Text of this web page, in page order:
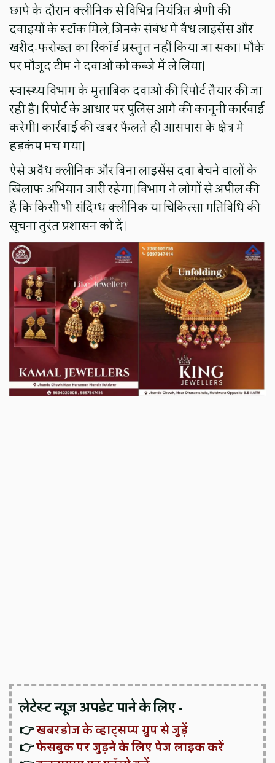
छापे के दौरान क्लीनिक से विभिन्न नियंत्रित श्रेणी की
दवाइयों के स्टॉक मिले, जिनके संबंध में वैध लाइसेंस और
खरीद-फरोख्त का रिकॉर्ड प्रस्तुत नहीं किया जा सका। मौके
पर मौजूद टीम ने दवाओं को कब्जे में ले लिया।
स्वास्थ्य विभाग के मुताबिक दवाओं की रिपोर्ट तैयार की जा
रही है। रिपोर्ट के आधार पर पुलिस आगे की कानूनी कार्रवाई
करेगी। कार्रवाई की खबर फैलते ही आसपास के क्षेत्र में
हड़कंप मच गया।
ऐसे अवैध क्लीनिक और बिना लाइसेंस दवा बेचने वालों के
खिलाफ अभियान जारी रहेगा। विभाग ने लोगों से अपील की
है कि किसी भी संदिग्ध क्लीनिक या चिकित्सा गतिविधि की
सूचना तुरंत प्रशासन को दें।
लेटेस्ट न्यूज़ अपडेट पाने के लिए -
👉खबरडोज के व्हाट्सप्प ग्रुप से जुड़ें
👉फेसबुक पर जुड़ने के लिए पेज लाइक करें